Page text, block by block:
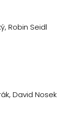
Robin Seidl
David Nosek